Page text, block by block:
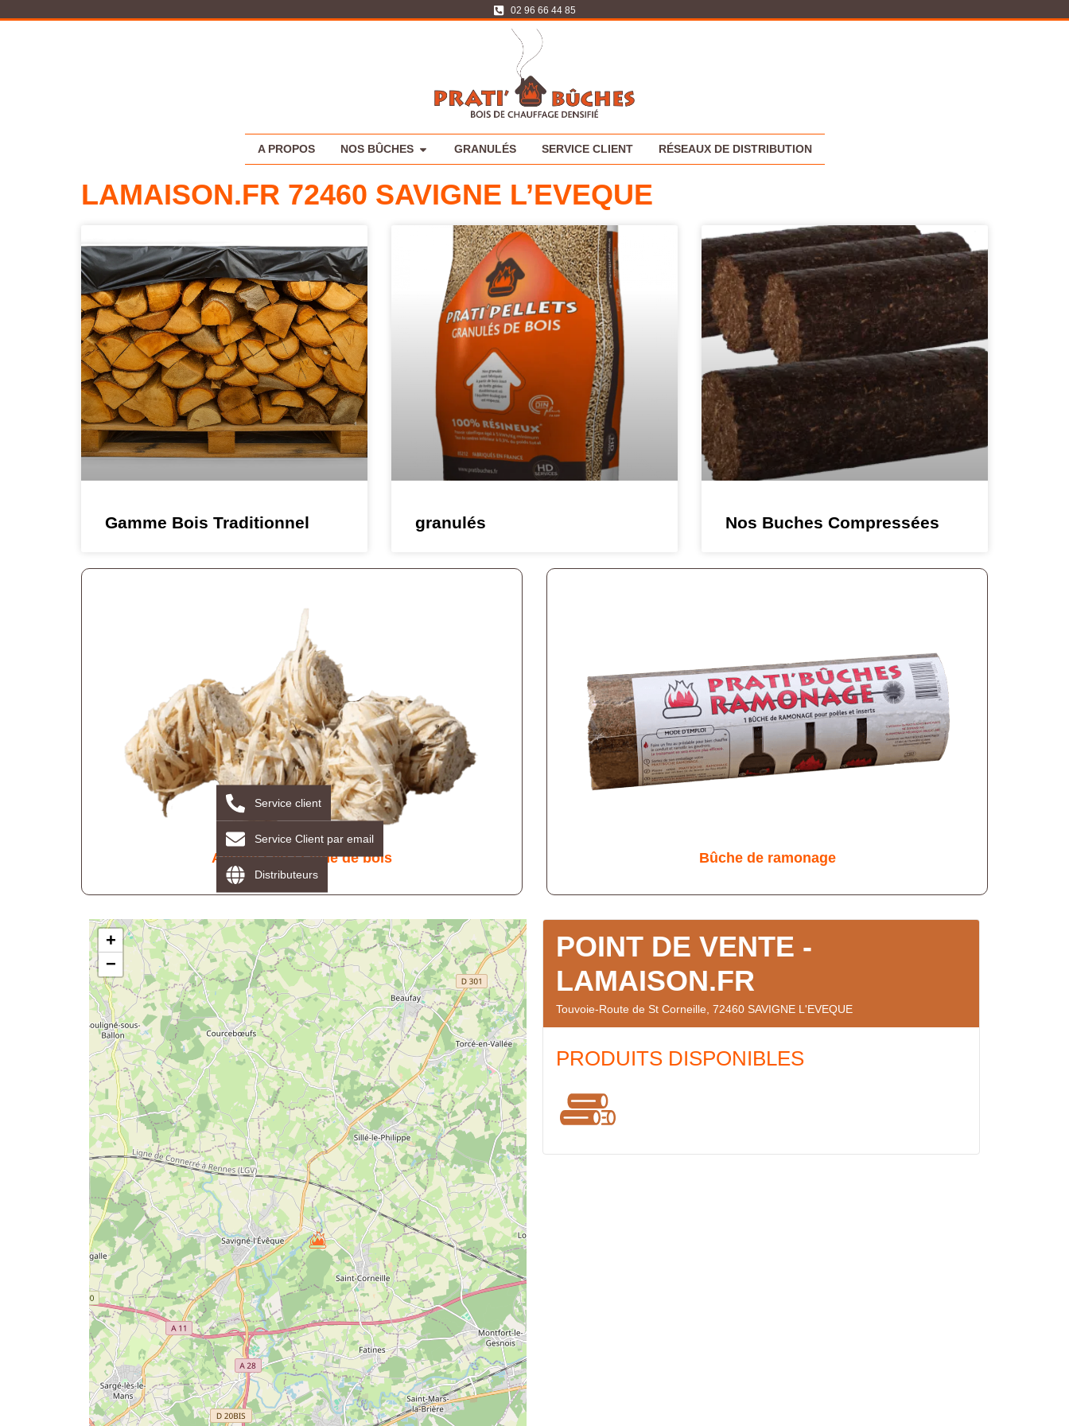
02 96 66 44 85
A PROPOS NOS BÛCHES GRANULÉS SERVICE CLIENT RÉSEAUX DE DISTRIBUTION
LAMAISON.FR 72460 SAVIGNE L’EVEQUE
Gamme Bois Traditionnel granulés Nos Buches Compressées
Allume Feu / Laine de bois Bûche de ramonage
+
−
POINT DE VENTE -
LAMAISON.FR
Touvoie-Route de St Corneille, 72460 SAVIGNE L'EVEQUE
PRODUITS DISPONIBLES
Service client
Service Client par email
Distributeurs